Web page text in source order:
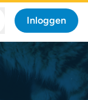
Inloggen